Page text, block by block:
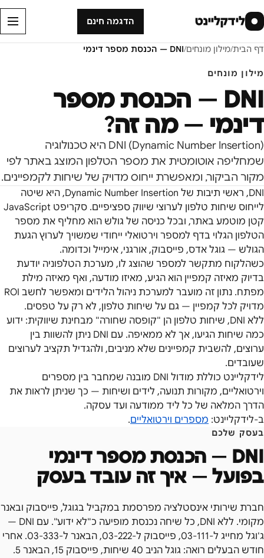
● לידקליינט הדגמה חינם
דף הבית/מילון מונחים/DNI — הכנסת מספר דינמי
מילון מונחים
DNI — הכנסת מספר
דינמי — מה זה?
DNI (Dynamic Number Insertion) היא טכנולוגיה
שמחליפה אוטומטית את מספר הטלפון המוצג באתר לפי
מקור הביקור, ומאפשרת ייחוס מדויק של שיחות לקמפיינים.
DNI, ראשי תיבות של Dynamic Number Insertion, היא שיטה
לייחוס שיחות טלפון לערוצי שיווק ספציפיים. סקריפט JavaScript
קטן מוטמע באתר, ובכל כניסה של גולש הוא מחליף את מספר
הטלפון הגלוי בדף למספר וירטואלי ייחודי שמשויך לערוץ הגעת
הגולש — גוגל אדס, פייסבוק, אורגני, אימייל וכדומה.
כשהלקוח מתקשר למספר שהוצג לו, מערכת הטלפוניה יודעת
בדיוק מאיזה קמפיין הוא הגיע, מאיזו מודעה, ואף מאיזה מילת
מפתח. נתון זה מועבר למערכת ניהול הלידים ומאפשר לחשב ROI
מדויק לכל קמפיין — גם על שיחות טלפון, לא רק על טפסים.
ללא DNI, שיחות טלפון הן "קופסה שחורה" מבחינת שיווקית: ידוע
כמה שיחות הגיעו, אך לא ממאיפה. עם DNI ניתן להשוות בין
ערוצים, להשבית קמפיינים שלא מניבים, ולהגדיל תקציב לערוצים
שעובדים.
לידקליינט כוללת מודול DNI מובנה שמחבר בין מספרים
וירטואליים, מקורות תנועה, לידים ושיחות — כך שניתן לראות את
הדרך המלאה של כל ליד ממודעה ועד עסקה.
ב-לידקליינט: מספרים וירטואליים.
בעסק שלכם
DNI — הכנסת מספר דינמי
בפועל — איך זה עובד בעסק
חברת שירותי אינסטלציה מפרסמת במקביל בגוגל, פייסבוק ובאנר
מקומי. ללא DNI, כל שיחה נכנסת מופיעה כ"לא ידוע". עם DNI —
ג'וגל מחייג ל-03-111, פייסבוק ל-03-222, הבאנר ל-03-333. אחרי
חודש הבעלים רואה: גוגל הניב 40 שיחות, פייסבוק 15, הבאנר 5.